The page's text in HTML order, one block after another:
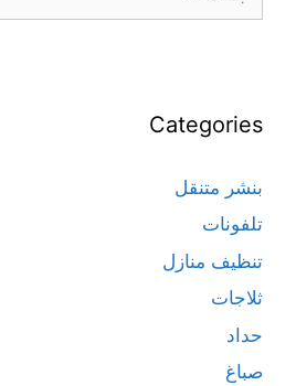
Categories
بنشر متنقل
تلفونات
تنظيف منازل
ثلاجات
حداد
صباغ